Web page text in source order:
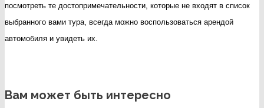
посмотреть те достопримечательности, которые не входят в список
выбранного вами тура, всегда можно воспользоваться арендой
автомобиля и увидеть их.
Вам может быть интересно